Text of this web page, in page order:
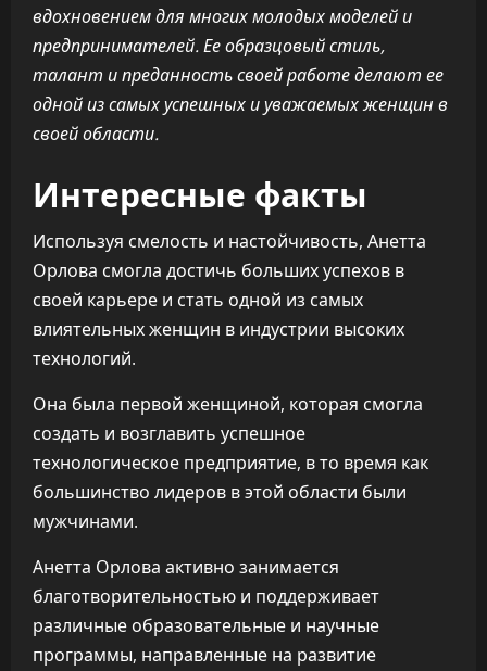
вдохновением для многих молодых моделей и
предпринимателей. Ее образцовый стиль,
талант и преданность своей работе делают ее
одной из самых успешных и уважаемых женщин в
своей области.
Интересные факты
Используя смелость и настойчивость, Анетта
Орлова смогла достичь больших успехов в
своей карьере и стать одной из самых
влиятельных женщин в индустрии высоких
технологий.
Она была первой женщиной, которая смогла
создать и возглавить успешное
технологическое предприятие, в то время как
большинство лидеров в этой области были
мужчинами.
Анетта Орлова активно занимается
благотворительностью и поддерживает
различные образовательные и научные
программы, направленные на развитие